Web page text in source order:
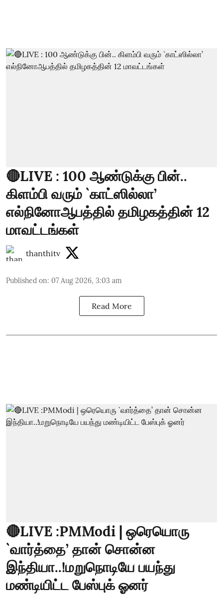
🔴LIVE : 100 ஆண்டுக்கு பின்..
கிளம்பி வரும் `காட்ஸில்லா’
எல்நினோஆபத்தில் தமிழகத்தின் 12
மாவட்டங்கள்
thanthitv
Published on: 07 Aug 2026, 3:03 am
Read More
🔴LIVE :PMModi | ஒரெயொரு
`வார்த்தை’ தான் சொன்ன
இந்தியா..!மறுநொடியே பயந்து
மண்டியிட்ட பேஸ்புக் ஓனர்